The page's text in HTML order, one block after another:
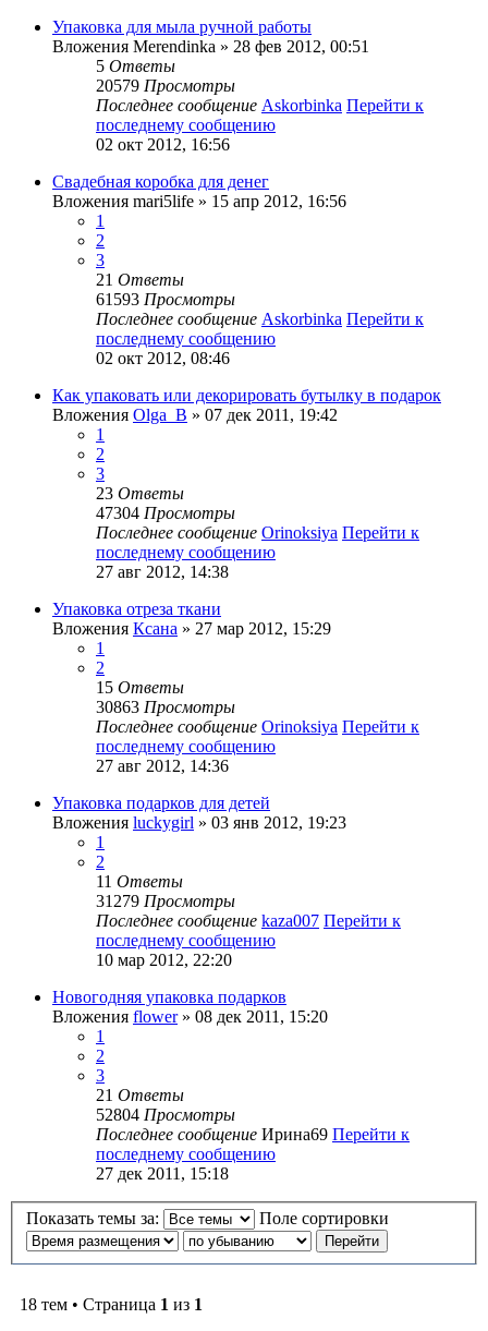
Упаковка для мыла ручной работы
Вложения Merendinka » 28 фев 2012, 00:51
5 Ответы
20579 Просмотры
Последнее сообщение Askorbinka Перейти к
последнему сообщению
02 окт 2012, 16:56
Свадебная коробка для денег
Вложения mari5life » 15 апр 2012, 16:56
1
2
3
21 Ответы
61593 Просмотры
Последнее сообщение Askorbinka Перейти к
последнему сообщению
02 окт 2012, 08:46
Как упаковать или декорировать бутылку в подарок
Вложения Olga_B » 07 дек 2011, 19:42
1
2
3
23 Ответы
47304 Просмотры
Последнее сообщение Orinoksiya Перейти к
последнему сообщению
27 авг 2012, 14:38
Упаковка отреза ткани
Вложения Ксана » 27 мар 2012, 15:29
1
2
15 Ответы
30863 Просмотры
Последнее сообщение Orinoksiya Перейти к
последнему сообщению
27 авг 2012, 14:36
Упаковка подарков для детей
Вложения luckygirl » 03 янв 2012, 19:23
1
2
11 Ответы
31279 Просмотры
Последнее сообщение kaza007 Перейти к
последнему сообщению
10 мар 2012, 22:20
Новогодняя упаковка подарков
Вложения flower» 08 дек 2011, 15:20
1
2
3
21 Ответы
52804 Просмотры
Последнее сообщение Ирина69 Перейти к
последнему сообщению
27 дек 2011, 15:18
Показать темы за: Поле сортировки
18 тем • Страница 1 из 1